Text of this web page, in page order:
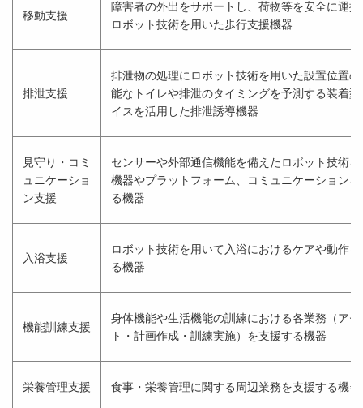
移動支援
障害者の外出をサポートし、荷物等を安全に運
ロボット技術を用いた歩行支援機器
排泄支援
排泄物の処理にロボット技術を用いた設置位置
能なトイレや排泄のタイミングを予測する装着
イスを活用した排泄誘導機器
見守り・コミ
ュニケーショ
ン支援
センサーや外部通信機能を備えたロボット技術
機器やプラットフォーム、コミュニケーション
る機器
入浴支援
ロボット技術を用いて入浴におけるケアや動作
る機器
機能訓練支援
身体機能や生活機能の訓練における各業務（ア
ト・計画作成・訓練実施）を支援する機器
栄養管理支援 食事・栄養管理に関する周辺業務を支援する機器